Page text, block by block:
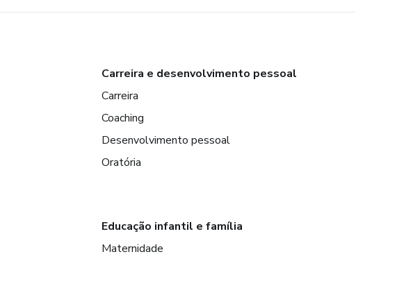
Carreira e desenvolvimento pessoal
Carreira
Coaching
Desenvolvimento pessoal
Oratória
Educação infantil e família
Maternidade